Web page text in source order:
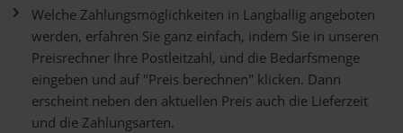
Welche Zahlungsmöglichkeiten in Langballig angeboten
werden, erfahren Sie ganz einfach, indem Sie in unseren
Preisrechner Ihre Postleitzahl, und die Bedarfsmenge
eingeben und auf "Preis berechnen" klicken. Dann
erscheint neben den aktuellen Preis auch die Lieferzeit
und die Zahlungsarten.